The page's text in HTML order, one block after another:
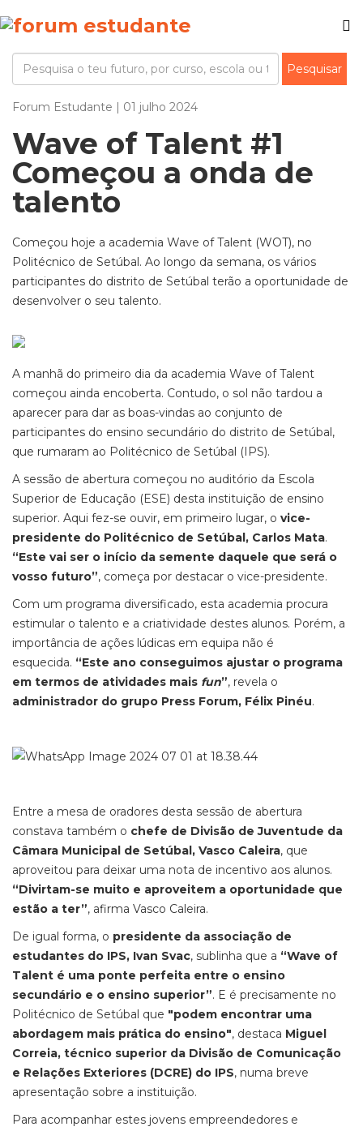
Forum Estudante | 01 julho 2024
Wave of Talent #1
Começou a onda de
talento
Começou hoje a academia Wave of Talent (WOT), no
Politécnico de Setúbal. Ao longo da semana, os vários
participantes do distrito de Setúbal terão a oportunidade de
desenvolver o seu talento.
A manhã do primeiro dia da academia Wave of Talent
começou ainda encoberta. Contudo, o sol não tardou a
aparecer para dar as boas-vindas ao conjunto de
participantes do ensino secundário do distrito de Setúbal,
que rumaram ao Politécnico de Setúbal (IPS).
A sessão de abertura começou no auditório da Escola
Superior de Educação (ESE) desta instituição de ensino
superior. Aqui fez-se ouvir, em primeiro lugar, o vice-
presidente do Politécnico de Setúbal, Carlos Mata.
“Este vai ser o início da semente daquele que será o
vosso futuro”, começa por destacar o vice-presidente.
Com um programa diversificado, esta academia procura
estimular o talento e a criatividade destes alunos. Porém, a
importância de ações lúdicas em equipa não é
esquecida. “Este ano conseguimos ajustar o programa
em termos de atividades mais fun”, revela o
administrador do grupo Press Forum, Félix Pinéu.
Entre a mesa de oradores desta sessão de abertura
constava também o chefe de Divisão de Juventude da
Câmara Municipal de Setúbal, Vasco Caleira, que
aproveitou para deixar uma nota de incentivo aos alunos.
“Divirtam-se muito e aproveitem a oportunidade que
estão a ter”, afirma Vasco Caleira.
De igual forma, o presidente da associação de
estudantes do IPS, Ivan Svac, sublinha que a “Wave of
Talent é uma ponte perfeita entre o ensino
secundário e o ensino superior”. E é precisamente no
Politécnico de Setúbal que "podem encontrar uma
abordagem mais prática do ensino", destaca Miguel
Correia, técnico superior da Divisão de Comunicação
e Relações Exteriores (DCRE) do IPS, numa breve
apresentação sobre a instituição.
Para acompanhar estes jovens empreendedores e